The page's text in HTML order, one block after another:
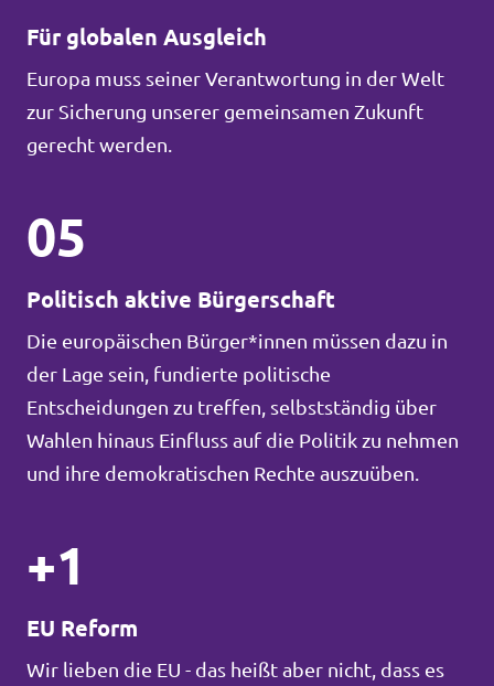
Für globalen Ausgleich
Europa muss seiner Verantwortung in der Welt
zur Sicherung unserer gemeinsamen Zukunft
gerecht werden.
05
Politisch aktive Bürgerschaft
Die europäischen Bürger*innen müssen dazu in
der Lage sein, fundierte politische
Entscheidungen zu treffen, selbstständig über
Wahlen hinaus Einfluss auf die Politik zu nehmen
und ihre demokratischen Rechte auszuüben.
+1
EU Reform
Wir lieben die EU - das heißt aber nicht, dass es